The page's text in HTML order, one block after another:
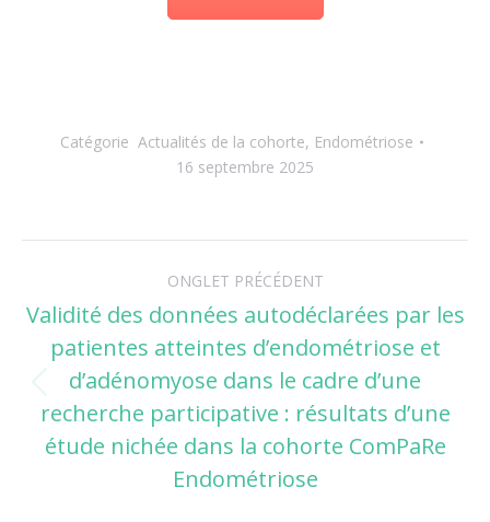
Catégorie Actualités de la cohorte, Endométriose
16 septembre 2025
de
commentaire
ONGLET PRÉCÉDENT
Onglet
précédent
Validité des données autodéclarées par les
patientes atteintes d’endométriose et
d’adénomyose dans le cadre d’une
recherche participative : résultats d’une
étude nichée dans la cohorte ComPaRe
Endométriose